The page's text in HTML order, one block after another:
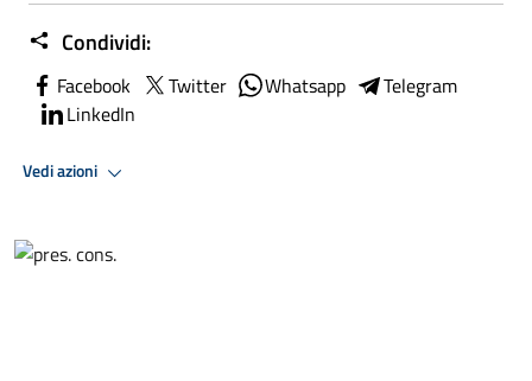
Condividi:
Facebook Twitter Whatsapp
Telegram
LinkedIn
Vedi azioni